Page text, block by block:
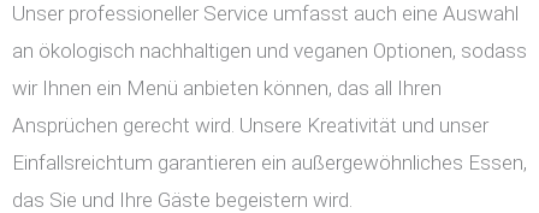
Unser professioneller Service umfasst auch eine Auswahl
an ökologisch nachhaltigen und veganen Optionen, sodass
wir Ihnen ein Menü anbieten können, das all Ihren
Ansprüchen gerecht wird. Unsere Kreativität und unser
Einfallsreichtum garantieren ein außergewöhnliches Essen,
das Sie und Ihre Gäste begeistern wird.